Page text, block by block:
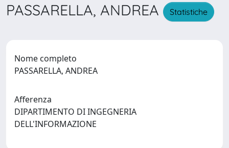
PASSARELLA, ANDREA Statistiche
Nome completo
PASSARELLA, ANDREA
Afferenza
DIPARTIMENTO DI INGEGNERIA
DELL'INFORMAZIONE